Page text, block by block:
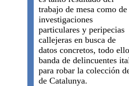
trabajo de mesa como de
investigaciones
particulares y peripecias
callejeras en busca de
datos concretos, todo
banda de delincuentes
para robar la colección
de Catalunya.